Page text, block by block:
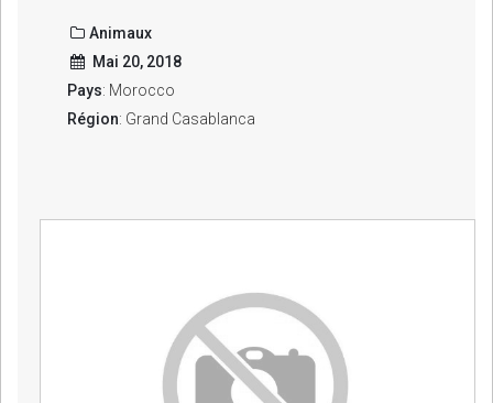
Animaux
Mai 20, 2018
Pays: Morocco
Région: Grand Casablanca